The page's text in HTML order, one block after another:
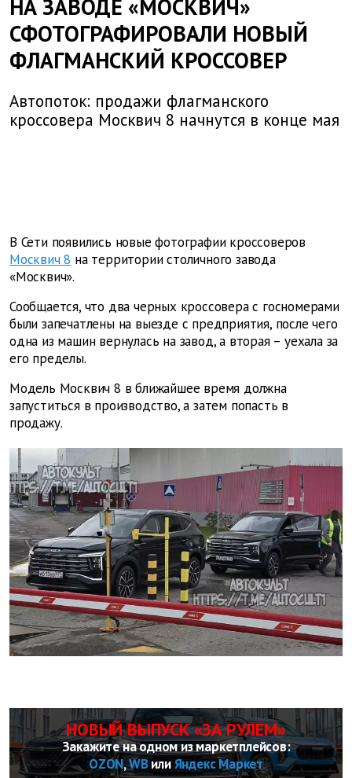
НА ЗАВОДЕ «МОСКВИЧ»
СФОТОГРАФИРОВАЛИ НОВЫЙ
ФЛАГМАНСКИЙ КРОССОВЕР
Автопоток: продажи флагманского
кроссовера Москвич 8 начнутся в конце мая
В Сети появились новые фотографии кроссоверов
Москвич 8 на территории столичного завода
«Москвич».
Сообщается, что два черных кроссовера с госномерами
были запечатлены на выезде с предприятия, после чего
одна из машин вернулась на завод, а вторая – уехала за
его пределы.
Модель Москвич 8 в ближайшее время должна
запуститься в производство, а затем попасть в
продажу.
НОВЫЙ ВЫПУСК «ЗА РУЛЕМ»
Закажите на одном из маркетплейсов:
OZON,WBилиЯндекс Маркет